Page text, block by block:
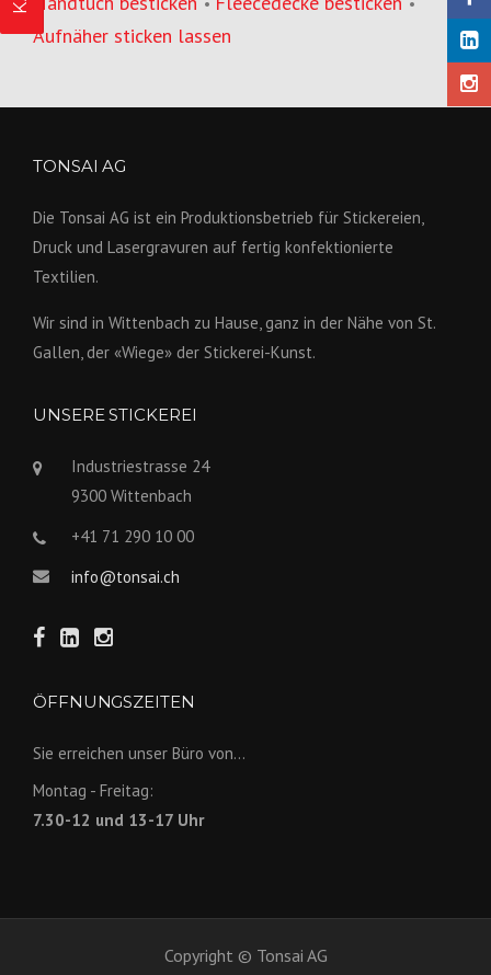
Aufnäher sticken lassen
TONSAI AG
Die Tonsai AG ist ein Produktions­betrieb für Stickereien,
Druck und Lasergravuren auf fertig konfek­tionierte
Textilien.
Wir sind in Wittenbach zu Hause, ganz in der Nähe von St.
Gallen, der «Wiege» der Stickerei-Kunst.
UNSERE STICKEREI
Industriestrasse 24
9300 Wittenbach
+41 71 290 10 00
info@tonsai.ch
ÖFFNUNGSZEITEN
Sie erreichen unser Büro von...
Montag - Freitag:
7.30-12 und 13-17 Uhr
Copyright © Tonsai AG